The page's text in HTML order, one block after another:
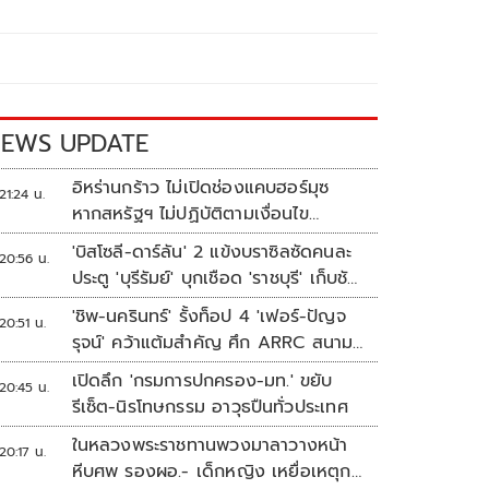
UPDATE
น.
อิหร่านกร้าว ไม่เปิดช่องแคบฮอร์มุซ
หากสหรัฐฯ ไม่ปฏิบัติตามเงื่อนไข
ทั้งหมด
น.
'บิสโซลี-ดาร์ลัน' 2 แข้งบราซิลซัดคนละ
ประตู 'บุรีรัมย์' บุกเชือด 'ราชบุรี' เก็บชัย
อุ่นเครื่อง 4 นัดรวด
น.
'ชิพ-นครินทร์' รั้งท็อป 4 'เฟอร์-ปัญจ
รุจน์' คว้าแต้มสำคัญ ศึก ARRC สนาม
4 เรซ 2
น.
เปิดลึก 'กรมการปกครอง-มท.' ขยับ
รีเซ็ต-นิรโทษกรรม อาวุธปืนทั่วประเทศ
น.
ในหลวงพระราชทานพวงมาลาวางหน้า
หีบศพ รองผอ.- เด็กหญิง เหยื่อเหตุก